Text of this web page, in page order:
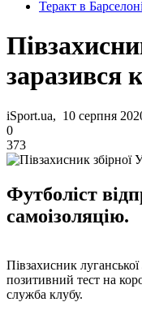
Теракт в Барселоні
заразився
iSport.ua, 10 серпня
0
373
Футболіст
самоізоляцію.
Півзахисник луганської
позитивний тест на
служба клубу.